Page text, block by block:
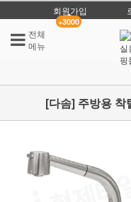
회원가입
+3000
전체
메뉴
[다솜] 주방용 착